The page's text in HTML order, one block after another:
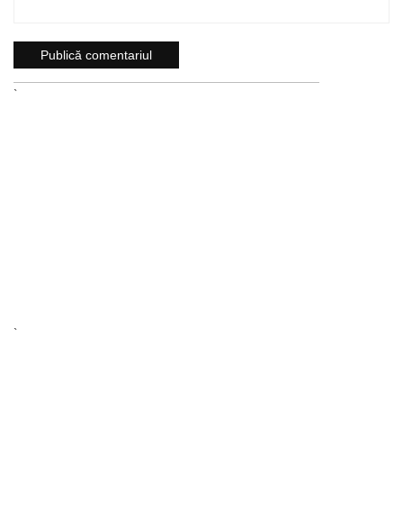
`
`